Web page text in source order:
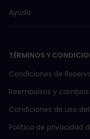
Ayuda
TÉRMINOS Y
Condiciones de
Reembolsos y cambios
Condiciones de uso
Política de privacidad